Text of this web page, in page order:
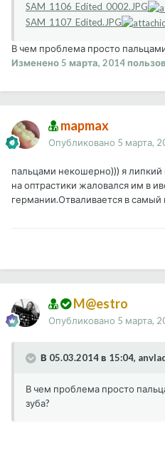
SAM_1106_Edited_0002.JPG
SAM_1107_Edited.JPG
В чем проблема просто
Изменено5 марта, 2014
mapmax
Опубликовано 5 марта,
пальцами некошерно))) я
на оптрастики жаловался им в
германии.Отваливается в
M@estro
Опубликовано 5 марта,
В 05.03.2014 в 15:04,
В чем проблема просто
зуба?